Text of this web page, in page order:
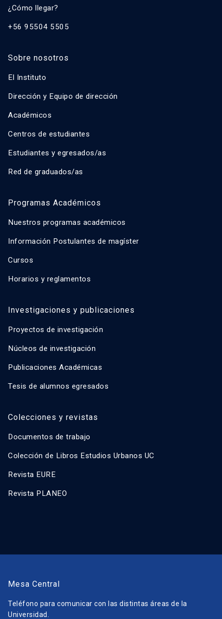
¿Cómo llegar?
+56 95504 5505
Sobre nosotros
El Instituto
Dirección y Equipo de dirección
Académicos
Centros de estudiantes
Estudiantes y egresados/as
Red de graduados/as
Programas Académicos
Nuestros programas académicos
Información Postulantes de magíster
Cursos
Horarios y reglamentos
Investigaciones y publicaciones
Proyectos de investigación
Núcleos de investigación
Publicaciones Académicas
Tesis de alumnos egresados
Colecciones y revistas
Documentos de trabajo
Colección de Libros Estudios Urbanos UC
Revista EURE
Revista PLANEO
Mesa Central
Teléfono para comunicar con las distintas áreas de la
Universidad.